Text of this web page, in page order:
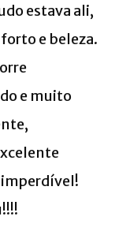
estava ali,
e beleza.
e muito
imperdível!